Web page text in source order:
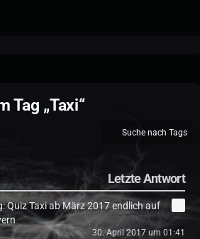
Tag „Taxi“
Suche nach Tags
Letzte Antwort
Quiz Taxi ab März 2017 endlich auf
30. April 2017 um 01:41